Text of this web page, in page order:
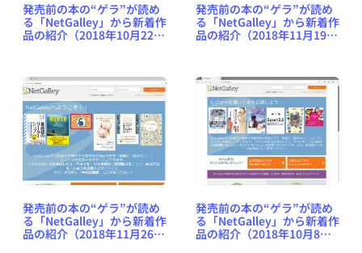
発売前の本の“ゲラ”が読め
る「NetGalley」から新着作
品の紹介（2018年10月22日
発売前の本の“ゲラ”が読め
る「NetGalley」から新着作
品の紹介（2018年11月19日
発売前の本の“ゲラ”が読め
る「NetGalley」から新着作
品の紹介（2018年11月26日
発売前の本の“ゲラ”が読め
る「NetGalley」から新着作
品の紹介（2018年10月8日